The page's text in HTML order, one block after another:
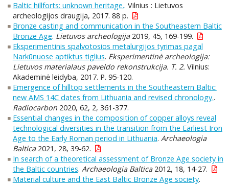
Baltic hillforts: unknown heritage.. Vilnius : Lietuvos
archeologijos draugija, 2017. 88 p.
Bronze casting and communication in the Southeastern Baltic
Bronze Age. Lietuvos archeologija2019, 45, 169-199.
Eksperimentinis spalvotosios metalurgijos tyrimas pagal
Narkūnuose aptiktus tiglius. Eksperimentinė archeologija:
Lietuvos materialaus paveldo rekonstrukcija. T. 2. Vilnius:
Akademinė leidyba, 2017. P. 95-120.
Emergence of hilltop settlements in the Southeastern Baltic:
new AMS 14C dates from Lithuania and revised chronology..
Radiocarbon2020, 62, 2, 361-377.
Essential changes in the composition of copper alloys reveal
technological diversities in the transition from the Earliest Iron
Age to the Early Roman period in Lithuania. Archaeologia
Baltica2021, 28, 39-62.
In search of a theoretical assessment of Bronze Age society in
the Baltic countries. Archaeologia Baltica2012, 18, 14-27.
Material culture and the East Baltic Bronze Age society.